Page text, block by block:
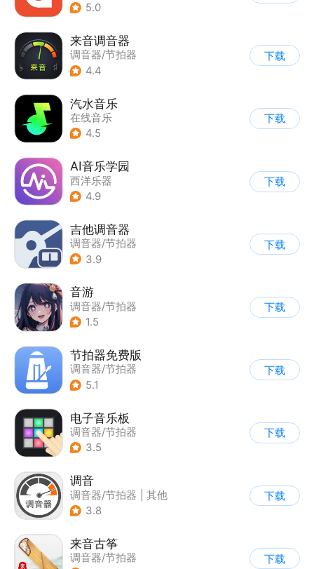
5.0
来音调音器
调音器/节拍器
4.4
下载
汽水音乐
在线音乐
4.5
下载
AI音乐学园
西洋乐器
4.9
下载
吉他调音器
调音器/节拍器
3.9
下载
音游
调音器/节拍器
1.5
下载
节拍器免费版
调音器/节拍器
5.1
下载
电子音乐板
调音器/节拍器
3.5
下载
调音
调音器/节拍器
其他
3.8
下载
来音古筝
调音器/节拍器
下载